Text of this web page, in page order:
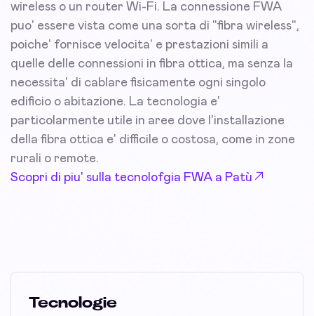
wireless o un router Wi-Fi. La connessione FWA
puo' essere vista come una sorta di "fibra wireless",
poiche' fornisce velocita' e prestazioni simili a
quelle delle connessioni in fibra ottica, ma senza la
necessita' di cablare fisicamente ogni singolo
edificio o abitazione. La tecnologia e'
particolarmente utile in aree dove l'installazione
della fibra ottica e' difficile o costosa, come in zone
rurali o remote.
Scopri di piu' sulla tecnolofgia FWA a Patù
Tecnologie